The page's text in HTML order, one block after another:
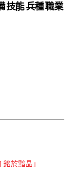
技能 兵種 職業
於黯晶」